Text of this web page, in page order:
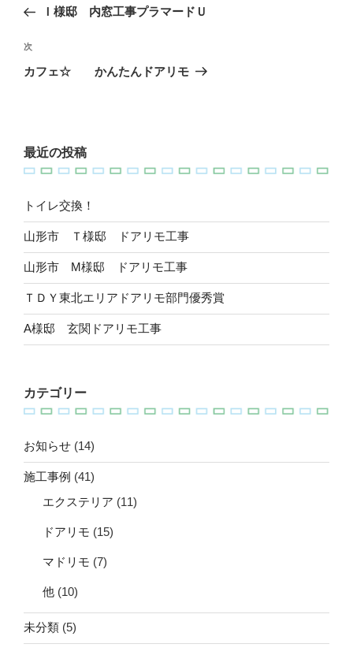
ビ
ゲ
ン
去
投
稿
Ｉ様邸 内窓工事プラマードＵ
次
の
次
カフェ☆ かんたんドアリモ
最近の投稿
トイレ交換！
山形市 Ｔ様邸 ドアリモ工事
山形市 M様邸 ドアリモ工事
ＴＤＹ東北エリアドアリモ部門優秀賞
A様邸 玄関ドアリモ工事
カテゴリー
お知らせ (14)
施工事例 (41)
エクステリア (11)
ドアリモ (15)
マドリモ (7)
他 (10)
未分類 (5)